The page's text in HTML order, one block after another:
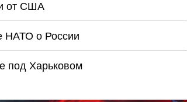
от США
НАТО о России
под Харьковом